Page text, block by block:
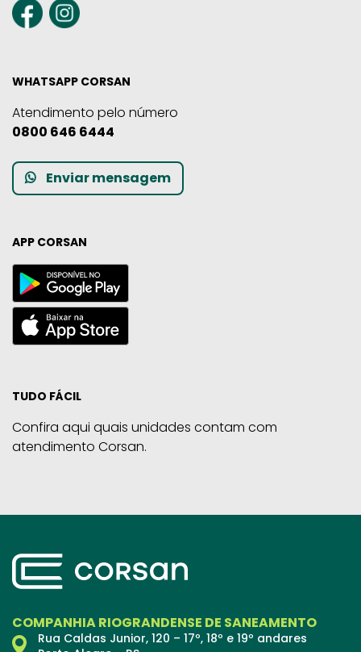
WHATSAPP CORSAN
Atendimento pelo número
0800 646 6444
Enviar mensagem
APP CORSAN
TUDO FÁCIL
Confira aqui quais unidades contam com
atendimento Corsan.
COMPANHIA RIOGRANDENSE DE SANEAMENTO
Rua Caldas Junior, 120 – 17º, 18º e 19º andares